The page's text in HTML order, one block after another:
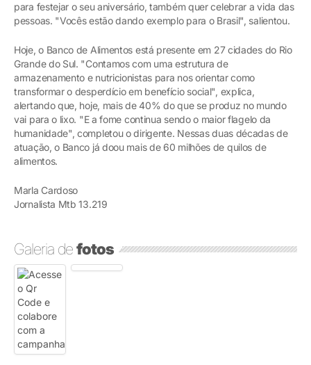
para festejar o seu aniversário, também quer celebrar a vida das
pessoas. "Vocês estão dando exemplo para o Brasil", salientou.
Hoje, o Banco de Alimentos está presente em 27 cidades do Rio
Grande do Sul. "Contamos com uma estrutura de
armazenamento e nutricionistas para nos orientar como
transformar o desperdício em benefício social", explica,
alertando que, hoje, mais de 40% do que se produz no mundo
vai para o lixo. "E a fome continua sendo o maior flagelo da
humanidade", completou o dirigente. Nessas duas décadas de
atuação, o Banco já doou mais de 60 milhões de quilos de
alimentos.
Marla Cardoso
Jornalista Mtb 13.219
Galeria defotos